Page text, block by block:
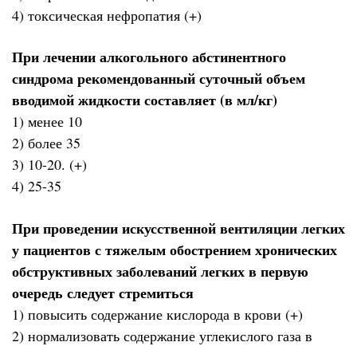
4) токсическая нефропатия (+)
При лечении алкогольного абстинентного
синдрома рекомендованный суточный объем
вводимой жидкости составляет (в мл/кг)
1) менее 10
2) более 35
3) 10-20. (+)
4) 25-35
При проведении искусственной вентиляции легких
у пациентов с тяжелым обострением хронических
обструктивных заболеваний легких в первую
очередь следует стремиться
1) повысить содержание кислорода в крови (+)
2) нормализовать содержание углекислого газа в